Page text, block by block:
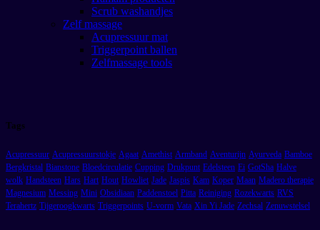
Scrub washandjes
Zelf massage
Acupressuur mat
Triggerpoint ballen
Zelfmassage tools
Tags
Acupressuur Acupressuurstokje Agaat Amethist Armband Aventurijn Ayurveda Bamboe
Bergkristal Bianstone Bloedcirculatie Cupping Drukpunt Edelsteen Ei GotSha Halve
wolk Handsteen Hars Hart Hout Howliet Jade Jaspis Kam Koper Maan Madero therapie
Magnesium Messing Mini Obsidiaan Paddenstoel Pitta Reiniging Rozekwarts RVS
Terahertz Tijgeroogkwarts Triggerpoints U-vorm Vata Xin Yi Jade Zechsal Zenuwstelsel